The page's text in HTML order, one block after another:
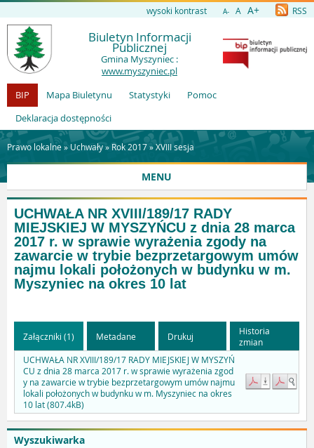
wysoki kontrast A- A A+ RSS
Biuletyn Informacji
Publicznej
Gmina Myszyniec :
www.myszyniec.pl
BIP
Mapa Biuletynu Statystyki
Pomoc
Deklaracja dostępności
Prawo lokalne » Uchwały» Rok 2017»XVIII sesja
MENU
Wyszukiwarka
UCHWAŁA NR XVIII/189/17 RADY
MIEJSKIEJ W MYSZYŃCU z dnia 28 marca
2017 r. w sprawie wyrażenia zgody na
zawarcie w trybie bezprzetargowym umów
najmu lokali położonych w budynku w m.
Myszyniec na okres 10 lat
Załączniki (1) Metadane Drukuj
Historia
zmian
UCHWAŁA NR XVIII/189/17 RADY MIEJSKIEJ W MYSZYŃ
CU z dnia 28 marca 2017 r. w sprawie wyrażenia zgod
y na zawarcie w trybie bezprzetargowym umów najmu
lokali położonych w budynku w m. Myszyniec na okres
10 lat (807.4kB)